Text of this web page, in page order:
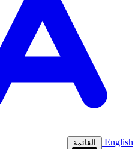
English القائمة